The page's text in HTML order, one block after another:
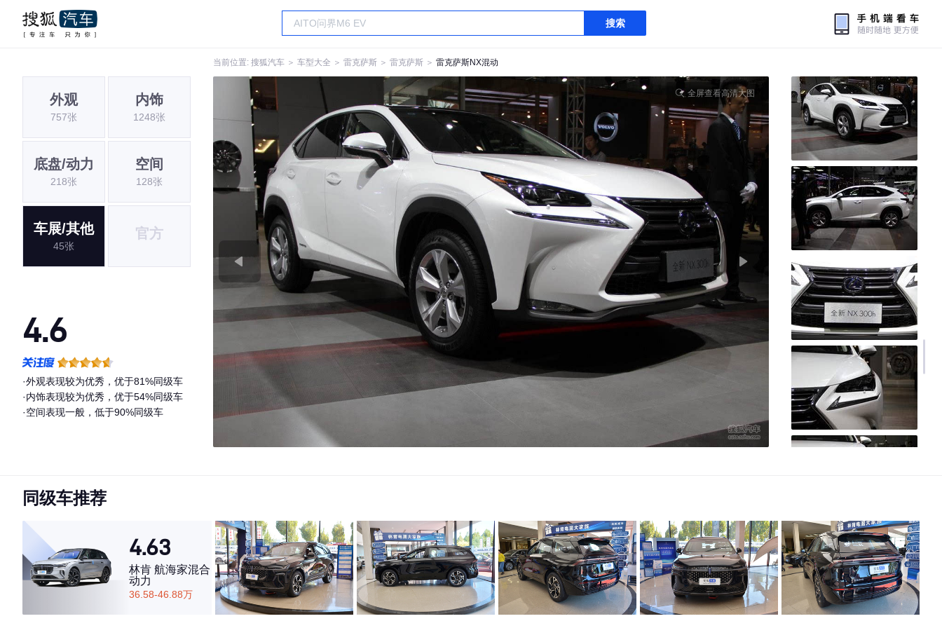
搜索
当前位置: 搜狐汽车 ＞ 车型大全 ＞ 雷克萨斯 ＞ 雷克萨斯 ＞ 雷克萨斯NX混动
外观
757张
内饰
1248张
底盘/动力
218张
空间
128张
车展/其他
45张
官方
4.6
·外观表现较为优秀，优于81%同级车
·内饰表现较为优秀，优于54%同级车
·空间表现一般，低于90%同级车
全屏查看高清大图
同级车推荐
4.63
林肯 航海家混合
动力
36.58-46.88万